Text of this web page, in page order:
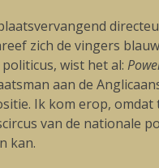
zich de vingers
wist het al:
aan de
Ik kom erop,
van de nationale
kan.